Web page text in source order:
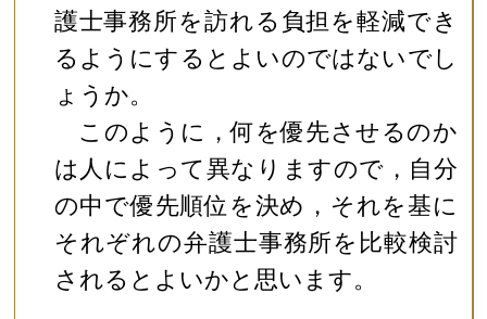
護士事務所を訪れる負担を軽減でき
るようにするとよいのではないでし
ょうか。
このように，何を優先させるのか
は人によって異なりますので，自分
の中で優先順位を決め，それを基に
それぞれの弁護士事務所を比較検討
されるとよいかと思います。